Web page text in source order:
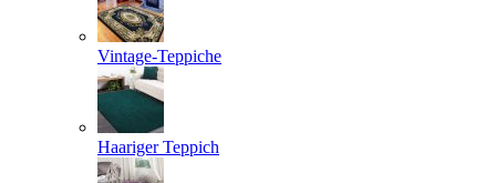
Vintage-Teppiche
Haariger Teppich